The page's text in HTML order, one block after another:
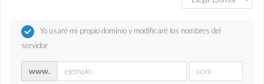
Yo usaré mi propio dominio y modificaré los nombres del
servidor
www.